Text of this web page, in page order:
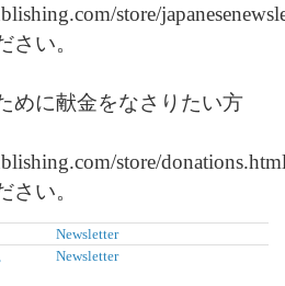
store/
さい。
めに献金をなさりたい方
store/
さい。
Newsletter
Newsletter